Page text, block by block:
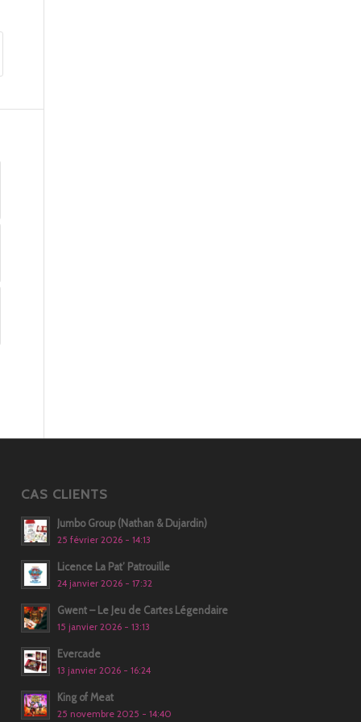
CAS CLIENTS
Jumbo Group (Nathan & Dujardin)
25 février 2026 - 14:13
Licence La Pat’ Patrouille
24 janvier 2026 - 17:32
Gwent – Le Jeu de Cartes Légendaire
15 janvier 2026 - 13:13
Evercade
13 janvier 2026 - 16:24
King of Meat
25 novembre 2025 - 14:40